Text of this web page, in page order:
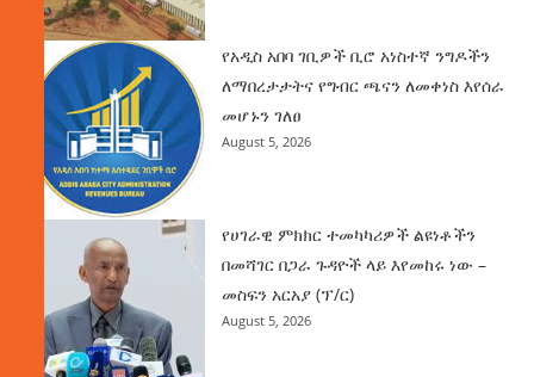
የአዲስ አበባ ገቢዎች ቢሮ አነስተኛ ንግዶችን
ለማበረታታትና የግብር ጫናን ለመቀነስ እየሰራ
መሆኑን ገለፀ
August 5, 2026
የሀገራዊ ምክክር ተመካካሪዎች ልዩነቶችን
በመሻገር በጋራ ጉዳዮች ላይ እየመከሩ ነው –
መስፍን አርአያ (ፕ/ር)
August 5, 2026